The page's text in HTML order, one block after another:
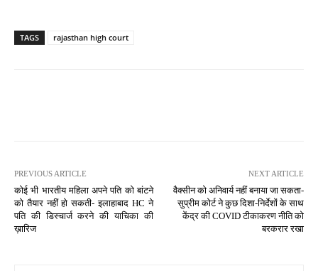
TAGS rajasthan high court
PREVIOUS ARTICLE
कोई भी भारतीय महिला अपने पति को बांटने
को तैयार नहीं हो सकती- इलाहाबाद HC ने
पति की डिस्चार्ज करने की याचिका की
ख़ारिज
NEXT ARTICLE
वैक्सीन को अनिवार्य नहीं बनाया जा सकता-
सुप्रीम कोर्ट ने कुछ दिशा-निर्देशों के साथ
केंद्र की COVID टीकाकरण नीति को
बरकरार रखा